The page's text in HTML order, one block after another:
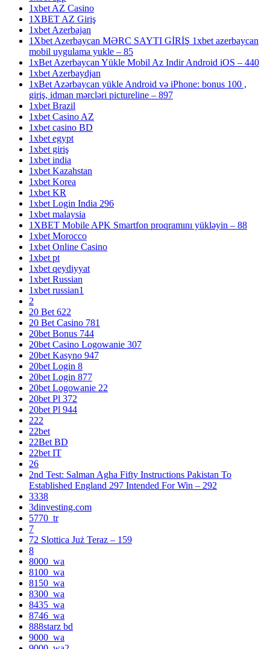
1xbet AZ Casino
1XBET AZ Giriş
1xbet Azerbajan
1Xbet Azerbaycan MƏRC SAYTI GİRİŞ 1xbet azerbaycan
mobil uygulama yukle – 85
1xBet Azerbaycan Yükle Mobil Az Indir Android iOS – 440
1xbet Azerbaydjan
1xBet Azərbaycan yükle Android və iPhone: bonus 100 ,
giriş, idman mərcləri pictureline – 897
1xbet Brazil
1xbet Casino AZ
1xbet casino BD
1xbet egypt
1xbet giriş
1xbet india
1xbet Kazahstan
1xbet Korea
1xbet KR
1xbet Login India 296
1xbet malaysia
1XBET Mobile APK Smartfon proqramını yükləyin – 88
1xbet Morocco
1xbet Online Casino
1xbet pt
1xbet qeydiyyat
1xbet Russian
1xbet russian1
2
20 Bet 622
20 Bet Casino 781
20bet Bonus 744
20bet Casino Logowanie 307
20bet Kasyno 947
20bet Login 8
20bet Login 877
20bet Logowanie 22
20bet Pl 372
20bet Pl 944
222
22bet
22Bet BD
22bet IT
26
2nd Test: Salman Agha Fifty Instructions Pakistan To
Established England 297 Intended For Win – 292
3338
3dinvesting.com
5770_tr
7
72 Slottica Już Teraz – 159
8
8000_wa
8100_wa
8150_wa
8300_wa
8435_wa
8746_wa
888starz bd
9000_wa